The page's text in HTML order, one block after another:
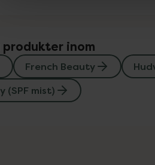
inom
French Beauty
(SPF mist)